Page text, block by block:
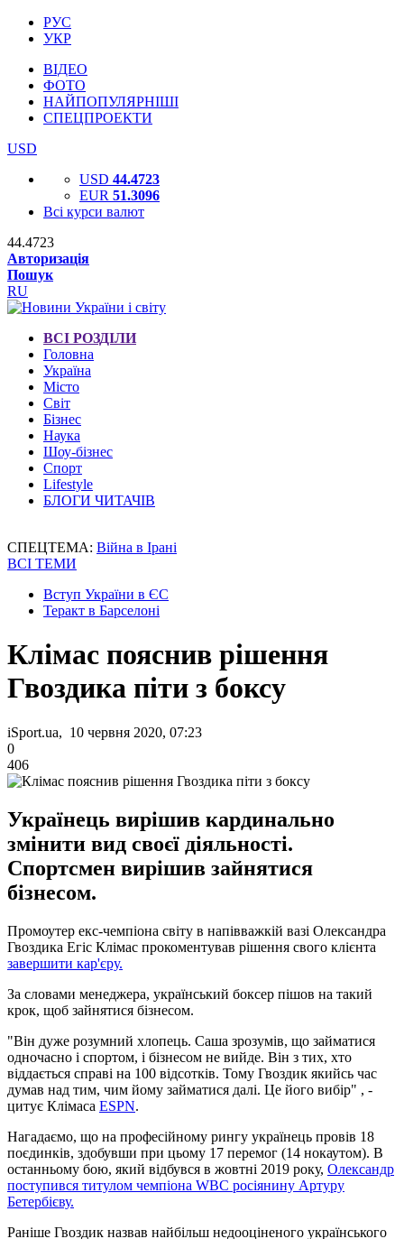
РУС
УКР
ВІДЕО
ФОТО
НАЙПОПУЛЯРНІШІ
СПЕЦПРОЕКТИ
USD
USD 44.4723
EUR 51.3096
Всі курси валют
44.4723
Авторизація
Пошук
RU
ВСІ РОЗДІЛИ
Головна
Україна
Місто
Світ
Бізнес
Наука
Шоу-бізнес
Спорт
Lifestyle
БЛОГИ ЧИТАЧІВ
СПЕЦТЕМА: Війна в Ірані
ВСІ ТЕМИ
Вступ України в ЄС
Теракт в Барселоні
Клімас пояснив рішення
Гвоздика піти з боксу
iSport.ua, 10 червня 2020, 07:23
0
406
Українець вирішив кардинально
змінити вид своєї діяльності.
Спортсмен вирішив зайнятися
бізнесом.
Промоутер екс-чемпіона світу в напівважкій вазі Олександра
Гвоздика Егіс Клімас прокоментував рішення свого клієнта
завершити кар'єру.
За словами менеджера, український боксер пішов на такий
крок, щоб зайнятися бізнесом.
"Він дуже розумний хлопець. Саша зрозумів, що займатися
одночасно і спортом, і бізнесом не вийде. Він з тих, хто
віддається справі на 100 відсотків. Тому Гвоздик якийсь час
думав над тим, чим йому займатися далі. Це його вибір" , -
цитує Клімаса ESPN.
Нагадаємо, що на професійному рингу українець провів 18
поєдинків, здобувши при цьому 17 перемог (14 нокаутом). В
останньому бою, який відбувся в жовтні 2019 року, Олександр
поступився титулом чемпіона WBC росіянину Артуру
Бетербієву.
Раніше Гвоздик назвав найбільш недооціненого українського